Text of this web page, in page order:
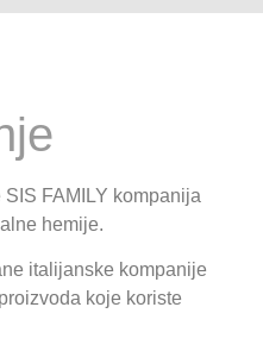
FAMILY kompanija
hemije.
italijanske kompanije
koje koriste